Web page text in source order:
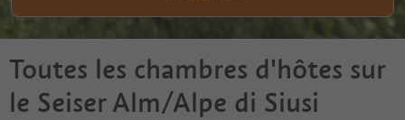
Toutes les chambres d'hôtes sur
le Seiser Alm/Alpe di Siusi